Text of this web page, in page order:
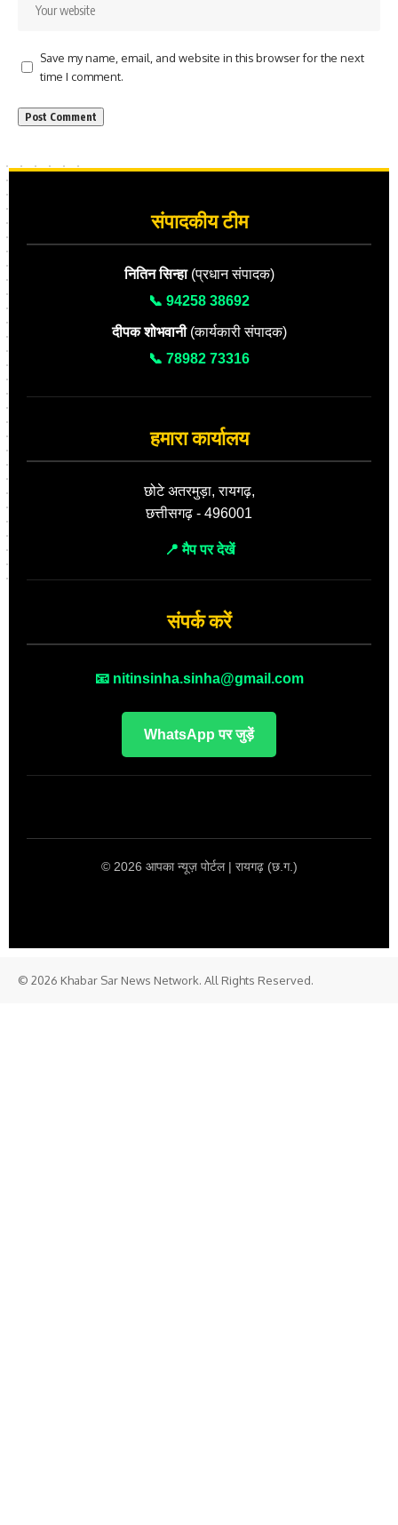
Save my name, email, and website in this browser for the next
time I comment.
संपादकीय टीम
नितिन सिन्हा(प्रधान संपादक)
📞 94258 38692
दीपक शोभवानी(कार्यकारी संपादक)
📞 78982 73316
हमारा कार्यालय
छोटे अतरमुड़ा, रायगढ़,
छत्तीसगढ़ - 496001
📍 मैप पर देखें
संपर्क करें
📧 nitinsinha.sinha@gmail.com
WhatsApp पर जुड़ें
© 2026 आपका न्यूज़ पोर्टल | रायगढ़ (छ.ग.)
© 2026 Khabar Sar News Network. All Rights Reserved.